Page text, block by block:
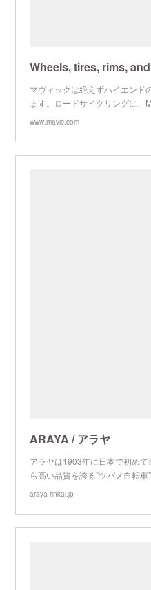
マヴィックは絶えずハイエンド
ます。ロードサイクリングに、
www.mavic.com
ARAYA / アラヤ
アラヤは1903年に日本で初め
ら高い品質を誇る”ツバメ自転車
長く日本の自転車を見続けてき
araya-rinkai.jp